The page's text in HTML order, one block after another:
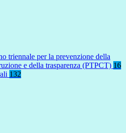
triennale per la prevenzione della
e della trasparenza (PTPCT) 16
132